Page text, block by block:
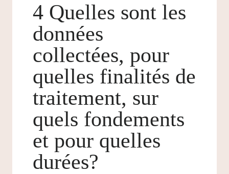
4 Quelles sont les
données
collectées, pour
quelles finalités de
traitement, sur
quels fondements
et pour quelles
durées?